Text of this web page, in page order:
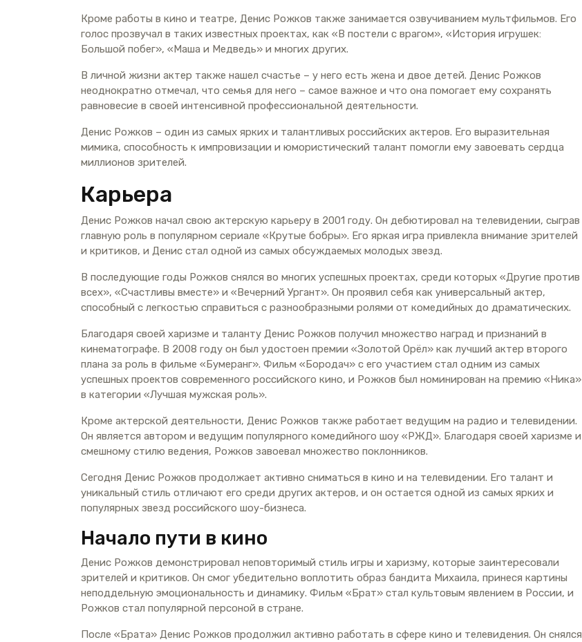
Кроме работы в кино и театре, Денис Рожков также занимается озвучиванием мультфильмов. Его
голос прозвучал в таких известных проектах, как «В постели с врагом», «История игрушек:
Большой побег», «Маша и Медведь» и многих других.
В личной жизни актер также нашел счастье – у него есть жена и двое детей. Денис Рожков
неоднократно отмечал, что семья для него – самое важное и что она помогает ему сохранять
равновесие в своей интенсивной профессиональной деятельности.
Денис Рожков – один из самых ярких и талантливых российских актеров. Его выразительная
мимика, способность к импровизации и юмористический талант помогли ему завоевать сердца
миллионов зрителей.
Карьера
Денис Рожков начал свою актерскую карьеру в 2001 году. Он дебютировал на телевидении, сыграв
главную роль в популярном сериале «Крутые бобры». Его яркая игра привлекла внимание зрителей
и критиков, и Денис стал одной из самых обсуждаемых молодых звезд.
В последующие годы Рожков снялся во многих успешных проектах, среди которых «Другие против
всех», «Счастливы вместе» и «Вечерний Ургант». Он проявил себя как универсальный актер,
способный с легкостью справиться с разнообразными ролями от комедийных до драматических.
Благодаря своей харизме и таланту Денис Рожков получил множество наград и признаний в
кинематографе. В 2008 году он был удостоен премии «Золотой Орёл» как лучший актер второго
плана за роль в фильме «Бумеранг». Фильм «Бородач» с его участием стал одним из самых
успешных проектов современного российского кино, и Рожков был номинирован на премию «Ника»
в категории «Лучшая мужская роль».
Кроме актерской деятельности, Денис Рожков также работает ведущим на радио и телевидении.
Он является автором и ведущим популярного комедийного шоу «РЖД». Благодаря своей харизме и
смешному стилю ведения, Рожков завоевал множество поклонников.
Сегодня Денис Рожков продолжает активно сниматься в кино и на телевидении. Его талант и
уникальный стиль отличают его среди других актеров, и он остается одной из самых ярких и
популярных звезд российского шоу-бизнеса.
Начало пути в кино
Денис Рожков демонстрировал неповторимый стиль игры и харизму, которые заинтересовали
зрителей и критиков. Он смог убедительно воплотить образ бандита Михаила, принеся картины
неподдельную эмоциональность и динамику. Фильм «Брат» стал культовым явлением в России, и
Рожков стал популярной персоной в стране.
После «Брата» Денис Рожков продолжил активно работать в сфере кино и телевидения. Он снялся